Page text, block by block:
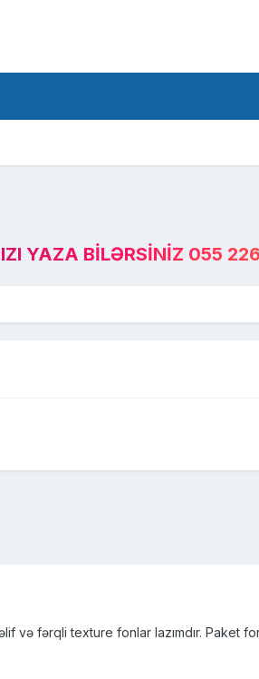
YAZA BILƏRSINIZ 055
və fərqli texture fonlar lazımdır. Paket